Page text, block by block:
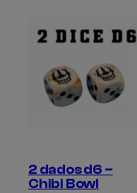
2 dados d6 –
Chibi Bowl